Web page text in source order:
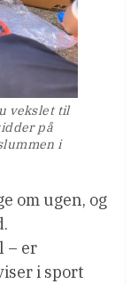
vekslet til
på
i
om ugen, og
– er
i sport